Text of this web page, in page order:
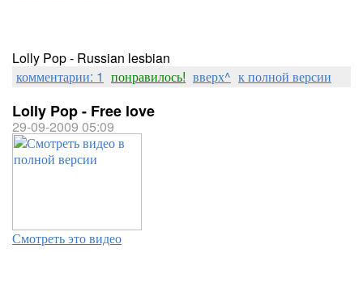
Lolly Pop - Russian lesbian
комментарии: 1 понравилось! вверх^ к полной версии
Lolly Pop - Free love
29-09-2009 05:09
Смотреть это видео